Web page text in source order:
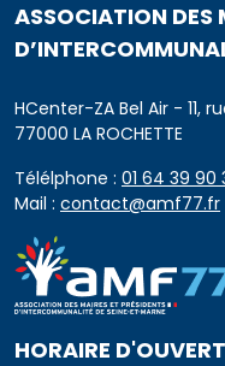
ASSOCIATION DES
HCenter-ZA Bel Air - 11,
77000 LA ROCHETTE
Télélphone : 01 64 39 90
Mail : contact@amf77.fr
HORAIRE